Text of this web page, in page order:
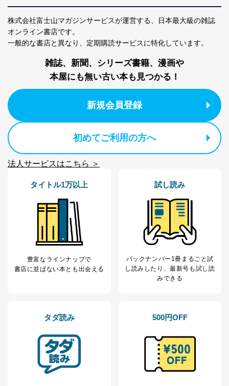
株式会社富士山マガジンサービスが運営する、
日本最大級の雑誌
オンライン書店です。
一般的な書店と異なり、 定期購読サービスに特化しています。
雑誌、新聞、シリーズ書籍、漫画や
本屋にも無い古い本も見つかる！
新規会員登録
初めてご利用の方へ
法人サービスはこちら ＞
タイトル1万以上
豊富なラインナップで
書店に並ばない本とも出会える
試し読み
バックナンバー1冊まるごと試
し読み したり、最新号も試し読
みできる
タダ読み 500円OFF